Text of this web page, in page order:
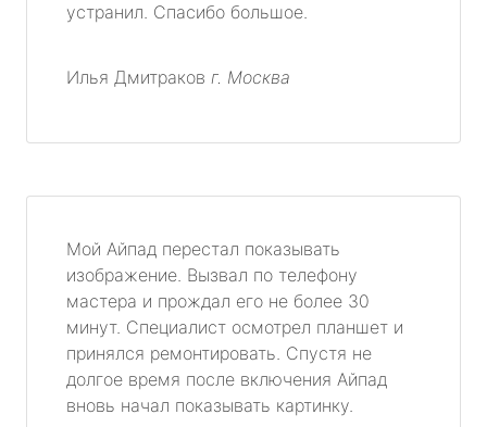
устранил. Спасибо большое.
Илья Дмитраков г. Москва
Мой Айпад перестал показывать
изображение. Вызвал по телефону
мастера и прождал его не более 30
минут. Специалист осмотрел планшет и
принялся ремонтировать. Спустя не
долгое время после включения Айпад
вновь начал показывать картинку.